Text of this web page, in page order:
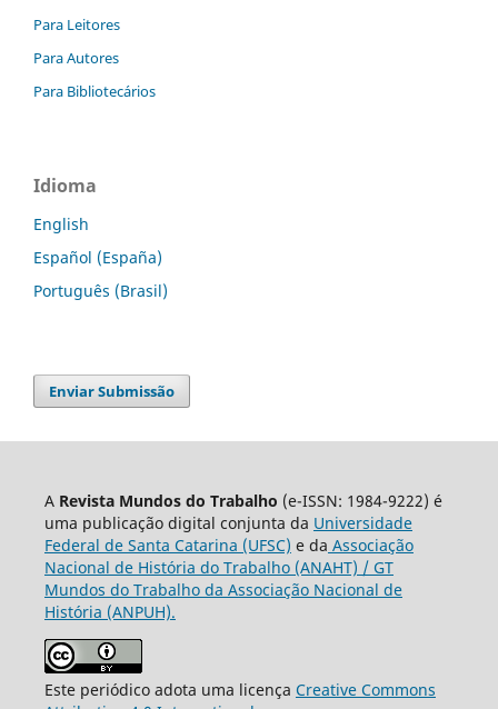
Para Leitores
Para Autores
Para Bibliotecários
Idioma
English
Español (España)
Português (Brasil)
Enviar Submissão
A Revista Mundos do Trabalho (e-ISSN: 1984-9222) é
uma publicação digital conjunta da Universidade
Federal de Santa Catarina (UFSC) e da Associação
Nacional de História do Trabalho (ANAHT) / GT
Mundos do Trabalho da Associação Nacional de
História (ANPUH).
Este periódico adota uma licença Creative Commons